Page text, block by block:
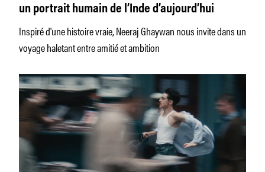
un portrait humain de l’Inde d’aujourd’hui
Inspiré d'une histoire vraie, Neeraj Ghaywan nous invite dans un
voyage haletant entre amitié et ambition